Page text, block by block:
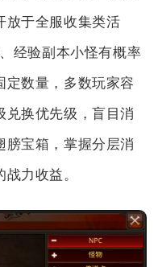
放于全服收集类活
经验副本小怪有概率
定数量，多数玩家容
兑换优先级，盲目消
膀宝箱，掌握分层消
力收益。